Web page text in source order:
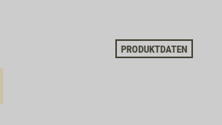
PRODUKTDATEN